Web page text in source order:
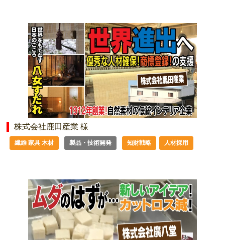
株式会社鹿田産業 様
繊維 家具 木材 製品・技術開発 知財戦略 人材採用